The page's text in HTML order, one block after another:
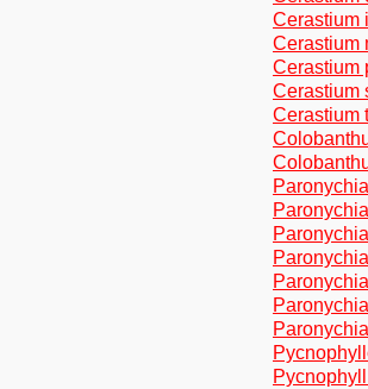
Cerastium
Cerastium
Cerastium
Cerastium
Cerastium